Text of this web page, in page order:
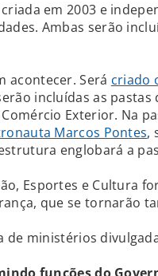
em 2003 e
Ambas serão
acontecer. Será criado
incluídas as pastas
Exterior. Na
Marcos Pontes,
englobará a
Esportes e Cultura
que se tornarão
de ministérios